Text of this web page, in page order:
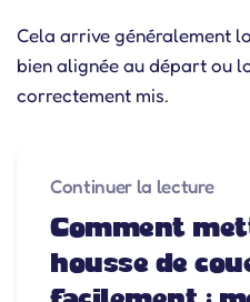
Cela arrive généralement
bien alignée au départ ou
correctement mis.
Continuer la lecture
Comment
housse de